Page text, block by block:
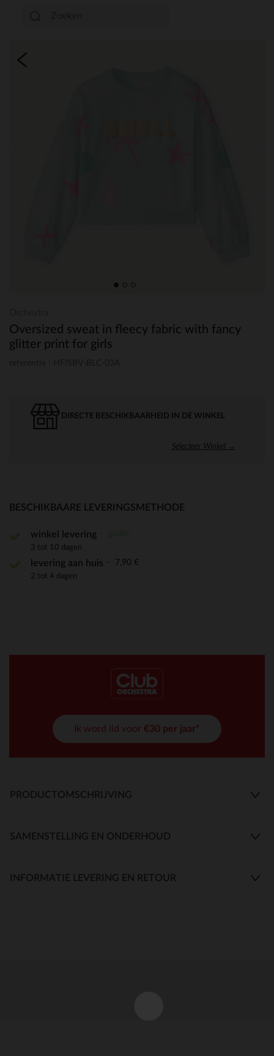
Oversized sweat in fleecy fabric with fancy
glitter print for girls
DIRECTE BESCHIKBAARHEID IN DE WINKEL
Selecteer Winkel →
BESCHIKBAARE LEVERINGSMETHODE
winkel levering
3 tot 10 dagen
levering aan huis 7,90 €
2 tot 4 dagen
Ik word lid voor €30 per jaar*
PRODUCTOMSCHRIJVING
SAMENSTELLING EN ONDERHOUD
INFORMATIE LEVERING EN RETOUR